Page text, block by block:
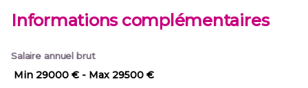
Informations complémentaires
Salaire annuel brut
Min 29000 € - Max 29500 €